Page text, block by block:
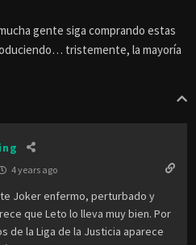
gente siga comprando estas
tristemente, la mayoría
4 years ago
Joker enfermo, perturbado y
que Leto lo lleva muy bien. Por
de la Liga de la Justicia aparece